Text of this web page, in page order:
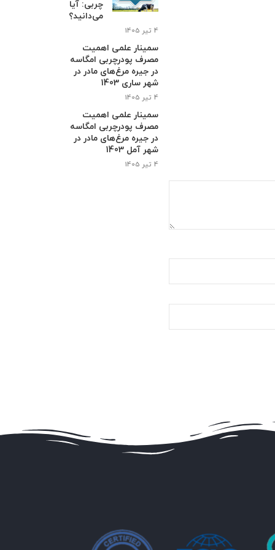
چربی: آیا
می‌دانید؟
4 تیر 1405
سمینار علمی اهمیت
مصرف پودرچربی امگاسه
در جیره مرغ‌های مادر در
شهر ساری 1403
4 تیر 1405
سمینار علمی اهمیت
مصرف پودرچربی امگاسه
در جیره مرغ‌های مادر در
شهر آمل 1403
4 تیر 1405